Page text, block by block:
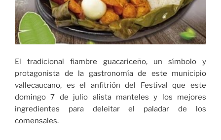
El tradicional fiambre guacariceño, un símbolo y
protagonista de la gastronomía de este municipio
vallecaucano, es el anfitrión del Festival que este
domingo 7 de julio alista manteles y los mejores
ingredientes para deleitar el paladar de los
comensales.